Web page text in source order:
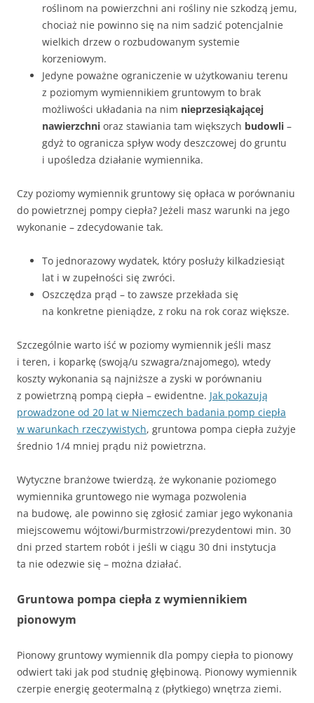
roślinom na powierzchni ani rośliny nie szkodzą jemu,
chociaż nie powinno się na nim sadzić potencjalnie
wielkich drzew o rozbudowanym systemie
korzeniowym.
Jedyne poważne ograniczenie w użytkowaniu terenu
z poziomym wymiennikiem gruntowym to brak
możliwości układania na nim nieprzesiąkającej
nawierzchni oraz stawiania tam większych budowli –
gdyż to ogranicza spływ wody deszczowej do gruntu
i upośledza działanie wymiennika.
Czy poziomy wymiennik gruntowy się opłaca w porównaniu
do powietrznej pompy ciepła? Jeżeli masz warunki na jego
wykonanie – zdecydowanie tak.
To jednorazowy wydatek, który posłuży kilkadziesiąt
lat i w zupełności się zwróci.
Oszczędza prąd – to zawsze przekłada się
na konkretne pieniądze, z roku na rok coraz większe.
Szczególnie warto iść w poziomy wymiennik jeśli masz
i teren, i koparkę (swoją/u szwagra/znajomego), wtedy
koszty wykonania są najniższe a zyski w porównaniu
z powietrzną pompą ciepła – ewidentne. Jak pokazują
prowadzone od 20 lat w Niemczech badania pomp ciepła
w warunkach rzeczywistych, gruntowa pompa ciepła zużyje
średnio 1/4 mniej prądu niż powietrzna.
Wytyczne branżowe twierdzą, że wykonanie poziomego
wymiennika gruntowego nie wymaga pozwolenia
na budowę, ale powinno się zgłosić zamiar jego wykonania
miejscowemu wójtowi/burmistrzowi/prezydentowi min. 30
dni przed startem robót i jeśli w ciągu 30 dni instytucja
ta nie odezwie się – można działać.
Gruntowa pompa ciepła z wymiennikiem
pionowym
Pionowy gruntowy wymiennik dla pompy ciepła to pionowy
odwiert taki jak pod studnię głębinową. Pionowy wymiennik
czerpie energię geotermalną z (płytkiego) wnętrza ziemi.